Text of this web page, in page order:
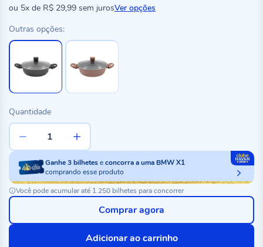
ou 5x de R$ 29,99 sem jurosVer opções
Outras opções:
Quantidade
Ganhe3bilheteseconcorra a uma BMW X1
comprando esse produto
Você pode acumular até 1.250 bilhetes para concorrer
Adicionar ao carrinho
Comprar agora